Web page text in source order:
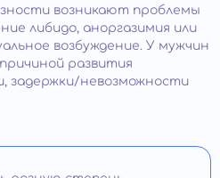
возникают проблемы
либидо, аноргазимия или
возбуждение. У мужчин
развития
задержки/невозможности